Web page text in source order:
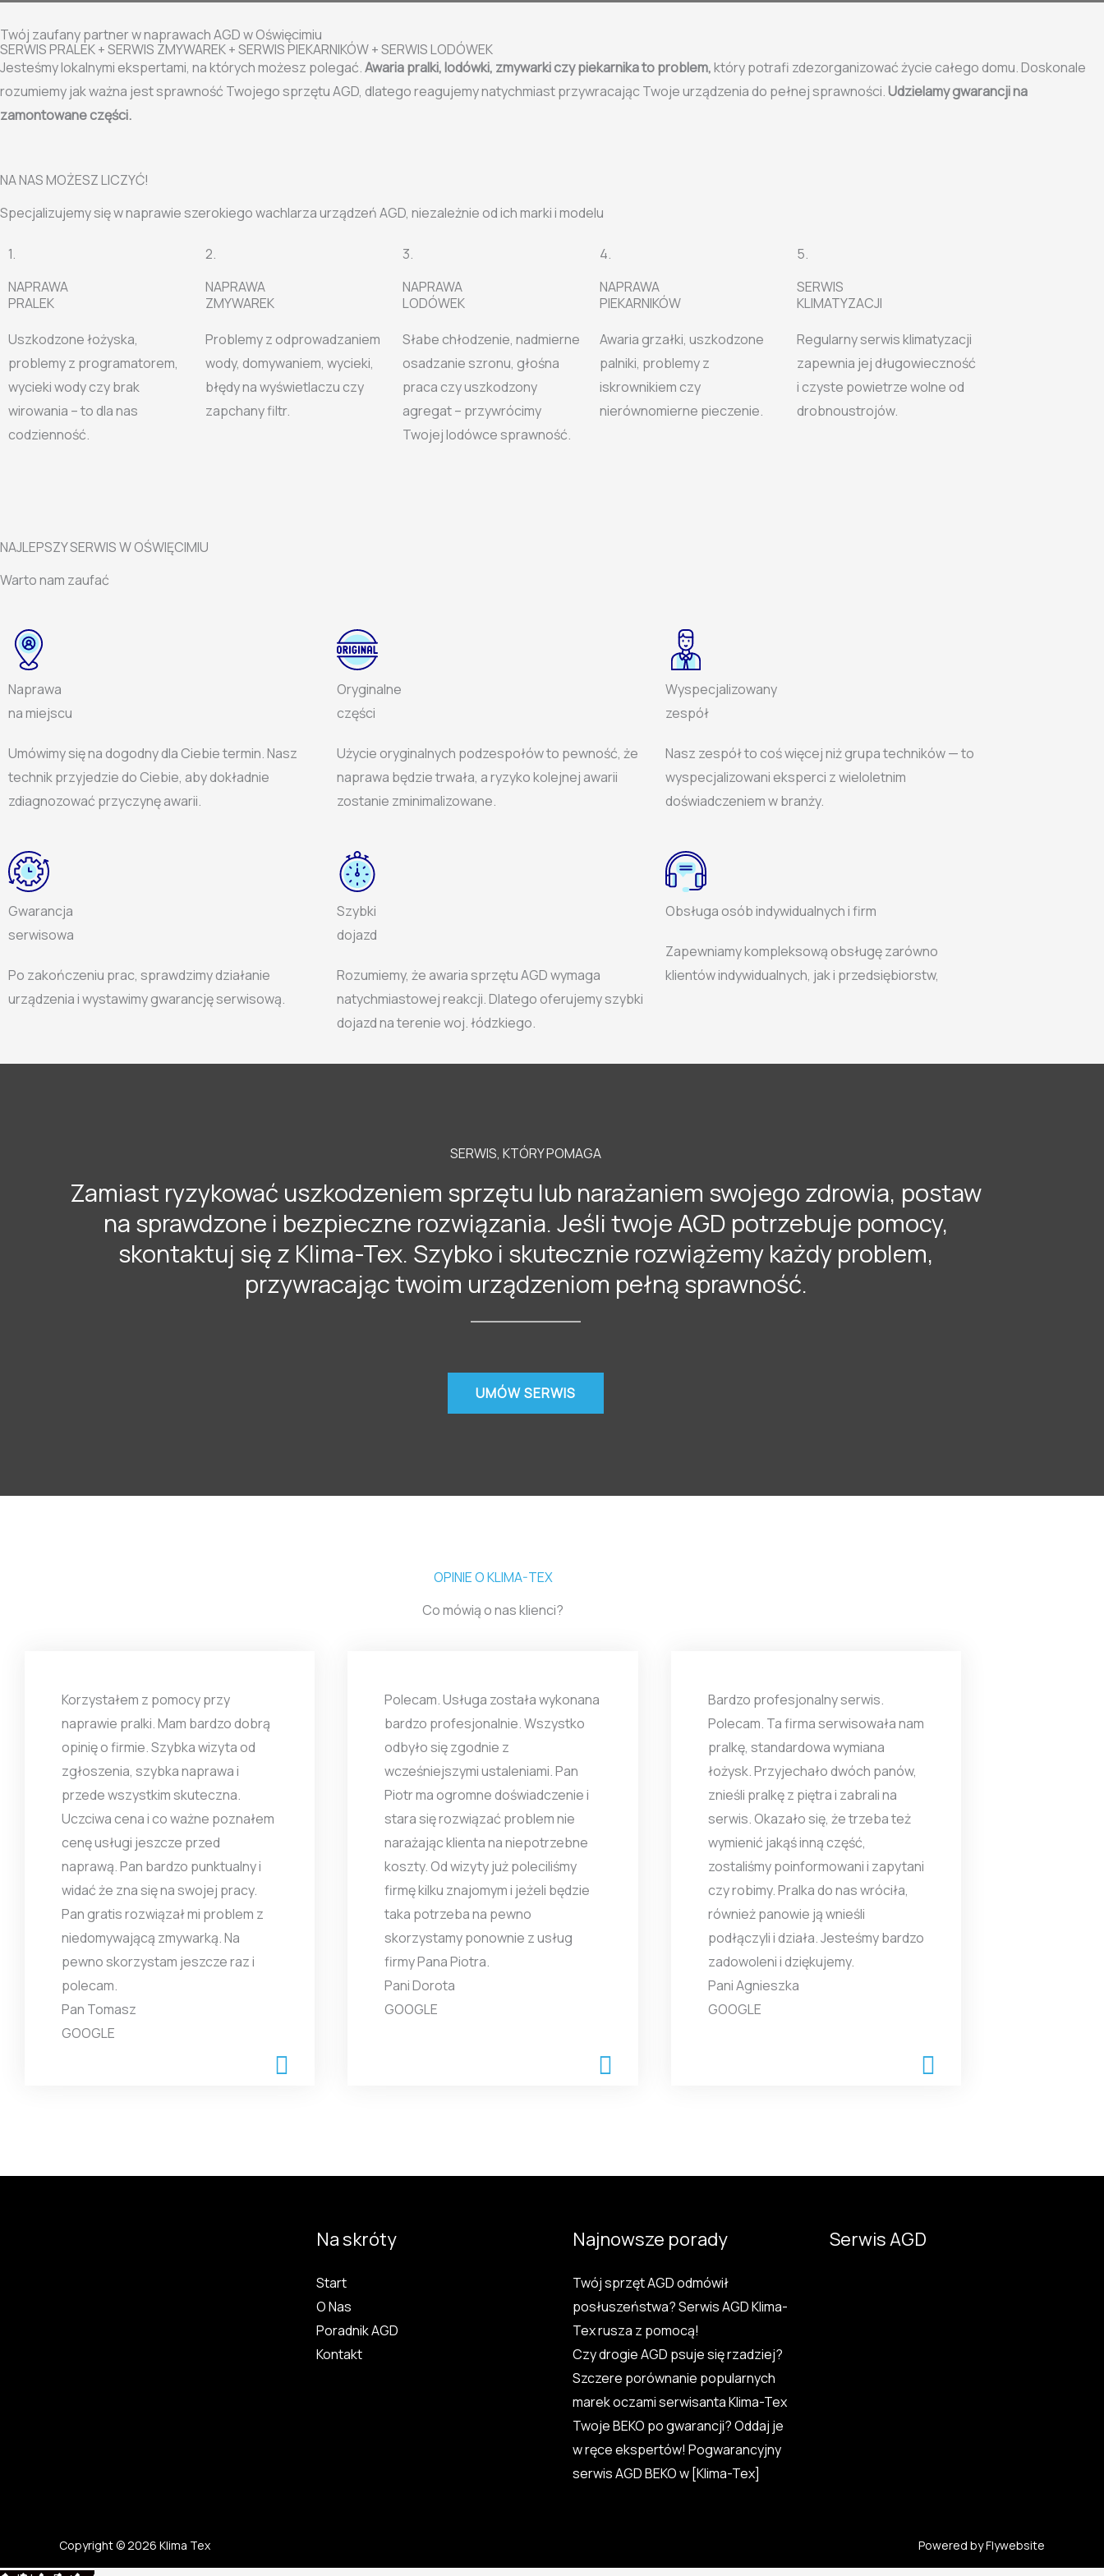
Twój zaufany partner w naprawach AGD w Oświęcimiu
SERWIS PRALEK + SERWIS ZMYWAREK + SERWIS PIEKARNIKÓW + SERWIS LODÓWEK
Jesteśmy lokalnymi ekspertami, na których możesz polegać.Awaria pralki, lodówki, zmywarki czy piekarnika to problem,który potrafi zdezorganizować życie całego domu. Doskonale
rozumiemy jak ważna jest sprawność Twojego sprzętu AGD, dlatego reagujemy natychmiast przywracając Twoje urządzenia do pełnej sprawności.Udzielamy gwarancji na
zamontowane części.
NA NAS MOŻESZ LICZYĆ!
Specjalizujemy się w naprawie szerokiego wachlarza urządzeń AGD, niezależnie od ich marki i modelu
1.
NAPRAWA
PRALEK
Uszkodzone łożyska,
problemy z programatorem,
wycieki wody czy brak
wirowania – to dla nas
codzienność.
2.
NAPRAWA
ZMYWAREK
Problemy z odprowadzaniem
wody, domywaniem, wycieki,
błędy na wyświetlaczu czy
zapchany filtr.
3.
NAPRAWA
LODÓWEK
Słabe chłodzenie, nadmierne
osadzanie szronu, głośna
praca czy uszkodzony
agregat – przywrócimy
Twojej lodówce sprawność.
4.
NAPRAWA
PIEKARNIKÓW
Awaria grzałki, uszkodzone
palniki, problemy z
iskrownikiem czy
nierównomierne pieczenie.
5.
SERWIS
KLIMATYZACJI
Regularny serwis klimatyzacji
zapewnia jej długowieczność
i czyste powietrze wolne od
drobnoustrojów.
NAJLEPSZY SERWIS W OŚWIĘCIMIU
Warto nam zaufać
Naprawa
na miejscu
Umówimy się na dogodny dla Ciebie termin. Nasz
technik przyjedzie do Ciebie, aby dokładnie
zdiagnozować przyczynę awarii.
Oryginalne
części
Użycie oryginalnych podzespołów to pewność, że
naprawa będzie trwała, a ryzyko kolejnej awarii
zostanie zminimalizowane.
Wyspecjalizowany
zespół
Nasz zespół to coś więcej niż grupa techników — to
wyspecjalizowani eksperci z wieloletnim
doświadczeniem w branży.
Gwarancja
serwisowa
Po zakończeniu prac, sprawdzimy działanie
urządzenia i wystawimy gwarancję serwisową.
Szybki
dojazd
Rozumiemy, że awaria sprzętu AGD wymaga
natychmiastowej reakcji. Dlatego oferujemy szybki
dojazd na terenie woj. łódzkiego.
Obsługa osób indywidualnych i firm
Zapewniamy kompleksową obsługę zarówno
klientów indywidualnych, jak i przedsiębiorstw,
SERWIS, KTÓRY POMAGA
Zamiast ryzykować uszkodzeniem sprzętu lub narażaniem swojego zdrowia, postaw
na sprawdzone i bezpieczne rozwiązania. Jeśli twoje AGD potrzebuje pomocy,
skontaktuj się z Klima-Tex. Szybko i skutecznie rozwiążemy każdy problem,
przywracając twoim urządzeniom pełną sprawność.
UMÓW SERWIS
OPINIE O KLIMA-TEX
Co mówią o nas klienci?
Korzystałem z pomocy przy
naprawie pralki. Mam bardzo dobrą
opinię o firmie. Szybka wizyta od
zgłoszenia, szybka naprawa i
przede wszystkim skuteczna.
Uczciwa cena i co ważne poznałem
cenę usługi jeszcze przed
naprawą. Pan bardzo punktualny i
widać że zna się na swojej pracy.
Pan gratis rozwiązał mi problem z
niedomywającą zmywarką. Na
pewno skorzystam jeszcze raz i
polecam.
Pan Tomasz
GOOGLE
Polecam. Usługa została wykonana
bardzo profesjonalnie. Wszystko
odbyło się zgodnie z
wcześniejszymi ustaleniami. Pan
Piotr ma ogromne doświadczenie i
stara się rozwiązać problem nie
narażając klienta na niepotrzebne
koszty. Od wizyty już poleciliśmy
firmę kilku znajomym i jeżeli będzie
taka potrzeba na pewno
skorzystamy ponownie z usług
firmy Pana Piotra.
Pani Dorota
GOOGLE
Bardzo profesjonalny serwis.
Polecam. Ta firma serwisowała nam
pralkę, standardowa wymiana
łożysk. Przyjechało dwóch panów,
znieśli pralkę z piętra i zabrali na
serwis. Okazało się, że trzeba też
wymienić jakąś inną część,
zostaliśmy poinformowani i zapytani
czy robimy. Pralka do nas wróciła,
również panowie ją wnieśli
podłączyli i działa. Jesteśmy bardzo
zadowoleni i dziękujemy.
Pani Agnieszka
GOOGLE
Na skróty
Start
O Nas
Poradnik AGD
Kontakt
Najnowsze porady
Twój sprzęt AGD odmówił
posłuszeństwa? Serwis AGD Klima-
Tex rusza z pomocą!
Czy drogie AGD psuje się rzadziej?
Szczere porównanie popularnych
marek oczami serwisanta Klima-Tex
Twoje BEKO po gwarancji? Oddaj je
w ręce ekspertów! Pogwarancyjny
serwis AGD BEKO w [Klima-Tex]
Serwis AGD
Copyright © 2026 Klima Tex Powered byFlywebsite